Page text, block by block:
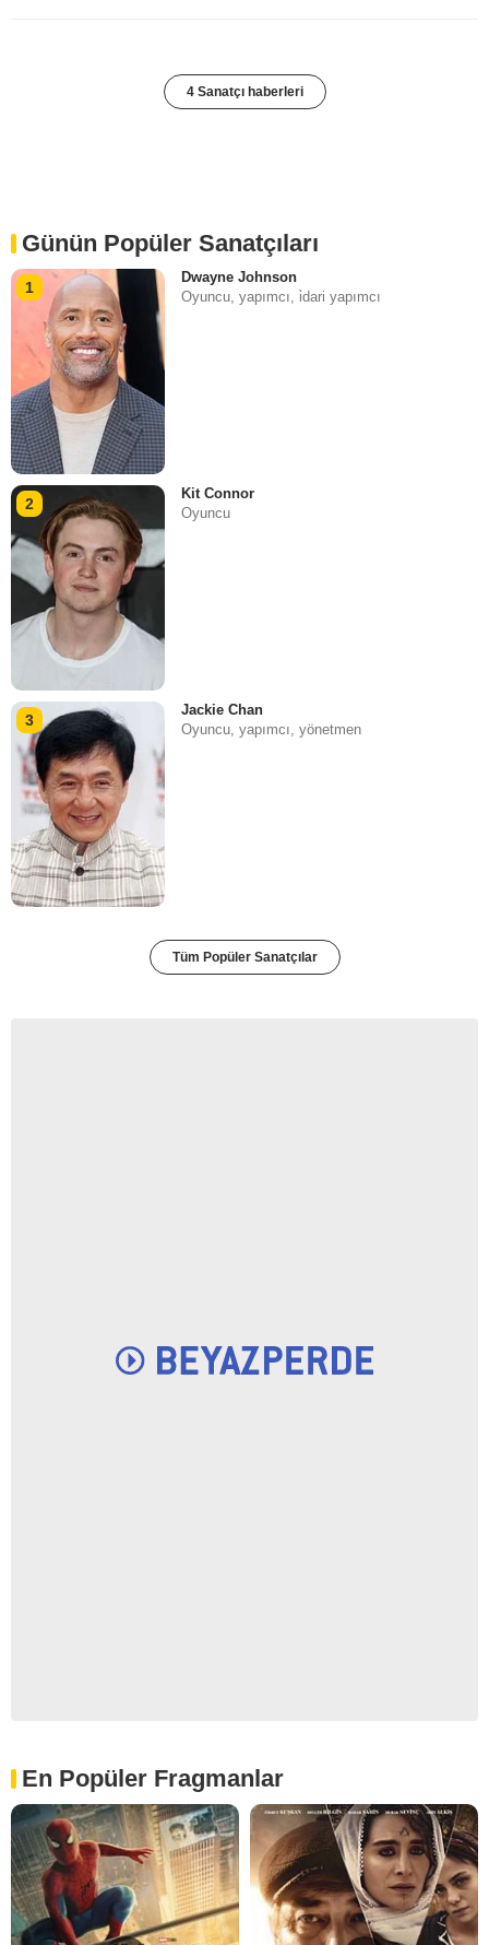
4 Sanatçı haberleri
Günün Popüler Sanatçıları
1
Dwayne Johnson
Oyuncu, yapımcı, i̇dari yapımcı
2
Kit Connor
Oyuncu
3
Jackie Chan
Oyuncu, yapımcı, yönetmen
Tüm Popüler Sanatçılar
En Popüler Fragmanlar